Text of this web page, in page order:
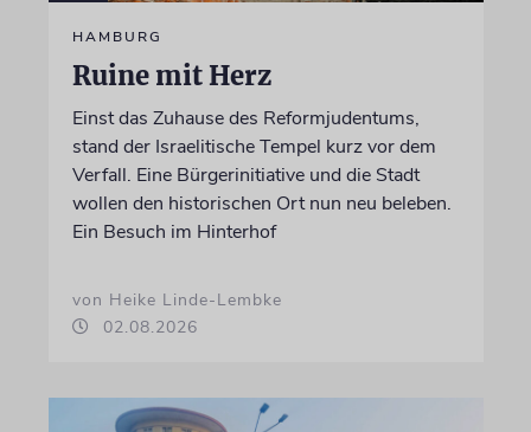
HAMBURG
Ruine mit Herz
Einst das Zuhause des Reformjudentums,
stand der Israelitische Tempel kurz vor dem
Verfall. Eine Bürgerinitiative und die Stadt
wollen den historischen Ort nun neu beleben.
Ein Besuch im Hinterhof
von Heike Linde-Lembke
02.08.2026